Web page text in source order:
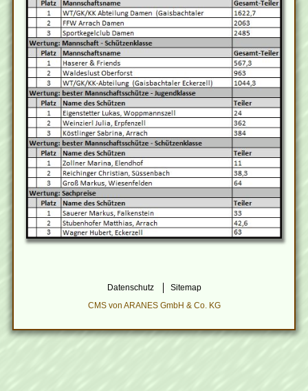
Datenschutz
Sitemap
CMS von ARANES GmbH & Co. KG